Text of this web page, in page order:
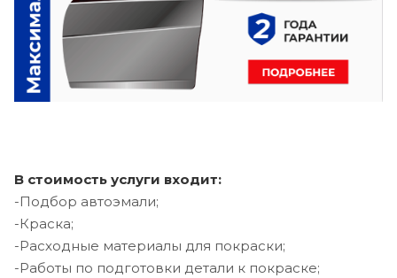
В стоимость услуги входит:
-Подбор автоэмали;
-Краска;
-Расходные материалы для покраски;
-Работы по подготовки детали к покраске;